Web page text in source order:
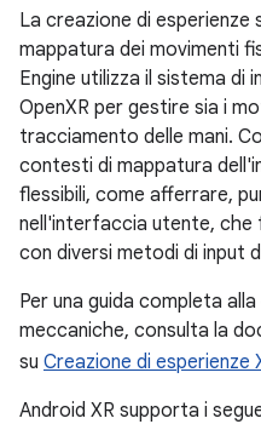
La creazione di esperienze
mappatura dei movimenti
Engine utilizza il sistema
OpenXR per gestire sia i
tracciamento delle mani.
contesti di mappatura
flessibili, come afferrare,
nell'interfaccia utente, che
con diversi metodi di input
Per una guida completa
meccaniche, consulta la
su Creazione di esperienze
Android XR supporta i